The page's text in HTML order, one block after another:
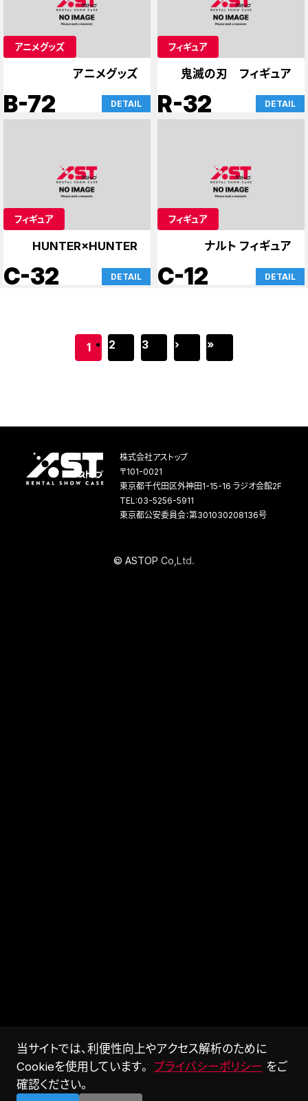
アニメグッズ
アニメグッズ
B-72 DETAIL
フィギュア
鬼滅の刃 フィギュア
R-32 DETAIL
フィギュア
HUNTER×HUNTER
C-32 DETAIL
フィギュア
ナルト フィギュア
C-12 DETAIL
1 2 3 › »
株式会社アストップ
〒101-0021
東京都千代田区外神田1-15-16 ラジオ会館2F
TEL:03-5256-5911
東京都公安委員会：第301030208136号
© ASTOP Co Ltd.
当サイトでは、利便性向上やアクセス解析のために
Cookieを使用しています。 プライバシーポリシー をご
確認ください。